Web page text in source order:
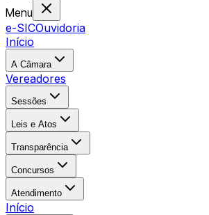
Menu
e-SICOuvidoria
Início
A Câmara
Vereadores
Sessões
Leis e Atos
Transparência
Concursos
Atendimento
Início